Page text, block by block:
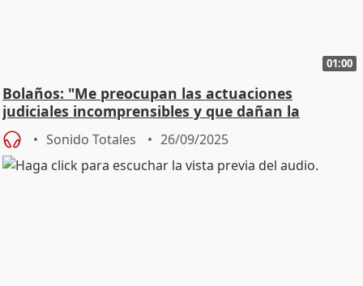
01:00
Bolaños: "Me preocupan las actuaciones
judiciales incomprensibles y que dañan la
Justicia"
Sonido Totales 26/09/2025